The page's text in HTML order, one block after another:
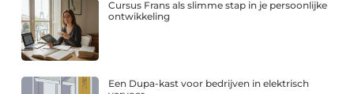
Cursus Frans als slimme stap in je persoonlijke
ontwikkeling
Een Dupa-kast voor bedrijven in elektrisch